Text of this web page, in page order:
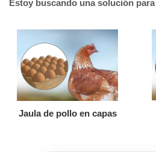
Estoy buscando una solución para
Jaula de pollo en capas